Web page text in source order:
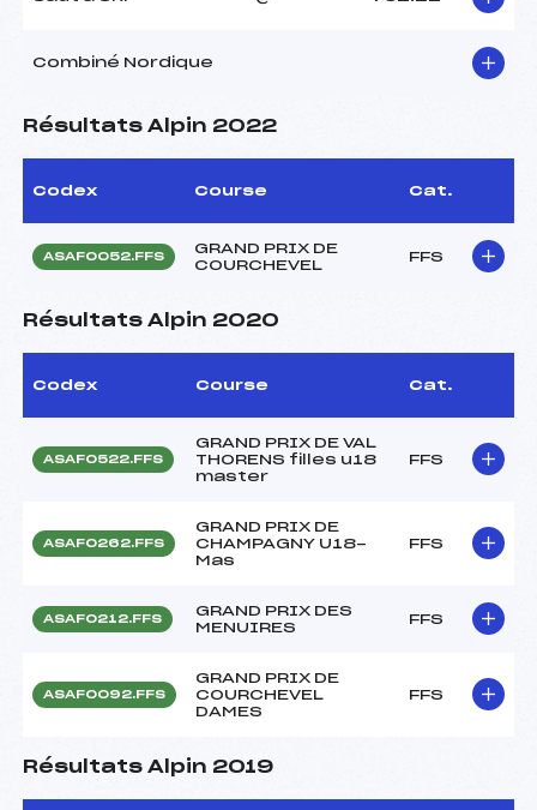
Combiné Nordique
Résultats Alpin 2022
Codex Course Cat.
ASAF0052.FFS
GRAND PRIX DE
COURCHEVEL
FFS
Résultats Alpin 2020
Codex Course Cat.
ASAF0522.FFS
GRAND PRIX DE VAL
THORENS filles u18
master
FFS
ASAF0262.FFS
GRAND PRIX DE
CHAMPAGNY U18-
Mas
FFS
ASAF0212.FFS
GRAND PRIX DES
MENUIRES
FFS
ASAF0092.FFS
GRAND PRIX DE
COURCHEVEL
DAMES
FFS
Résultats Alpin 2019